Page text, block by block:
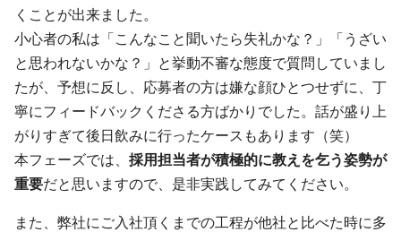
くことが出来ました。
小心者の私は「こんなこと聞いたら失礼かな？」「うざい
と思われないかな？」と挙動不審な態度で質問していまし
たが、予想に反し、応募者の方は嫌な顔ひとつせずに、丁
寧にフィードバックくださる方ばかりでした。話が盛り上
がりすぎて後日飲みに行ったケースもあります（笑）
本フェーズでは、 採用担当者が積極的に教えを乞う姿勢が
重要だと思いますので、是非実践してみてください。
また、弊社にご入社頂くまでの工程が他社と比べた時に多